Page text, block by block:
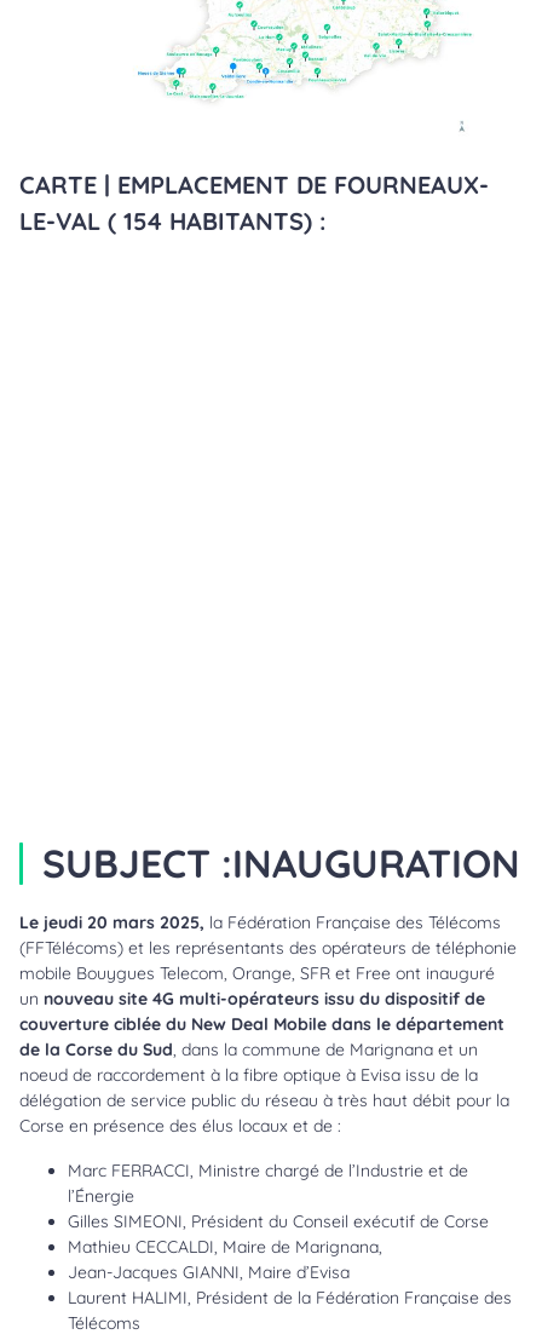
CARTE | EMPLACEMENT DE FOURNEAUX-
LE-VAL ( 154 HABITANTS) :
SUBJECT :INAUGURATION
Le jeudi 20 mars 2025, la Fédération Française des Télécoms
(FFTélécoms) et les représentants des opérateurs de téléphonie
mobile Bouygues Telecom, Orange, SFR et Free ont inauguré
un nouveau site 4G multi-opérateurs issu du dispositif de
couverture ciblée du New Deal Mobile dans le département
de la Corse du Sud, dans la commune de Marignana et un
noeud de raccordement à la fibre optique à Evisa issu de la
délégation de service public du réseau à très haut débit pour la
Corse en présence des élus locaux et de :
Marc FERRACCI, Ministre chargé de l’Industrie et de
l’Énergie
Gilles SIMEONI, Président du Conseil exécutif de Corse
Mathieu CECCALDI, Maire de Marignana,
Jean-Jacques GIANNI, Maire d’Evisa
Laurent HALIMI, Président de la Fédération Française des
Télécoms